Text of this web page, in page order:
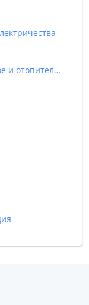
Электротермическое, нагревательное и отопительное оборудование